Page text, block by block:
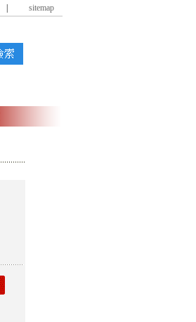
sitemap